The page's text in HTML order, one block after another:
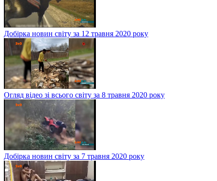
Добірка новин світу за 12 травня 2020 року
Огляд відео зі всього світу за 8 травня 2020 року
Добірка новин світу за 7 травня 2020 року